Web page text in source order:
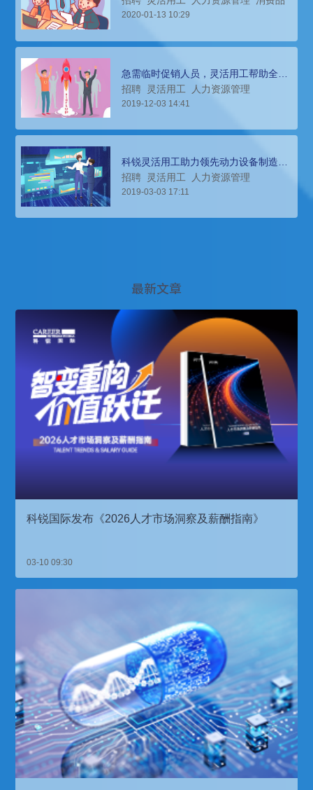
2020-01-13 10:29
急需临时促销人员，灵活用工帮助全球
顶级智能设备商招聘和管理
招聘 灵活用工 人力资源管理
2019-12-03 14:41
科锐灵活用工助力领先动力设备制造商
建立财务共享中心
招聘 灵活用工 人力资源管理
2019-03-03 17:11
最新文章
科锐国际发布《2026人才市场洞察及薪酬指南》
03-10 09:30